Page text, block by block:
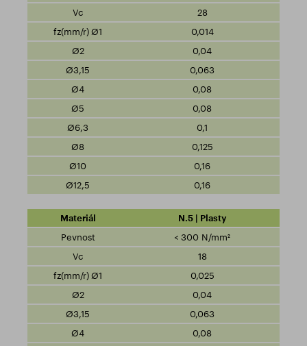
28
0,014
0,04
0,063
0,08
0,08
0,1
0,125
0,16
0,16
N.5 | Plasty
< 300 N/mm²
18
0,025
0,04
0,063
0,08